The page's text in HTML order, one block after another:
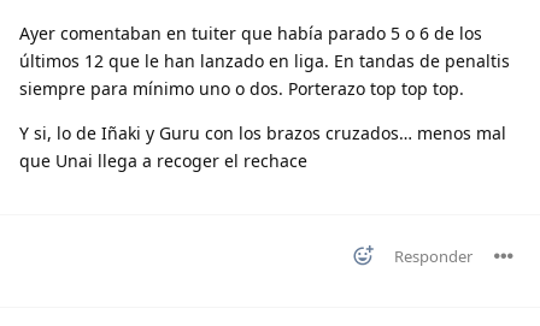
Ayer comentaban en tuiter que había parado 5 o 6 de los
últimos 12 que le han lanzado en liga. En tandas de penaltis
siempre para mínimo uno o dos. Porterazo top top top.
Y si, lo de Iñaki y Guru con los brazos cruzados… menos mal
que Unai llega a recoger el rechace
Responder